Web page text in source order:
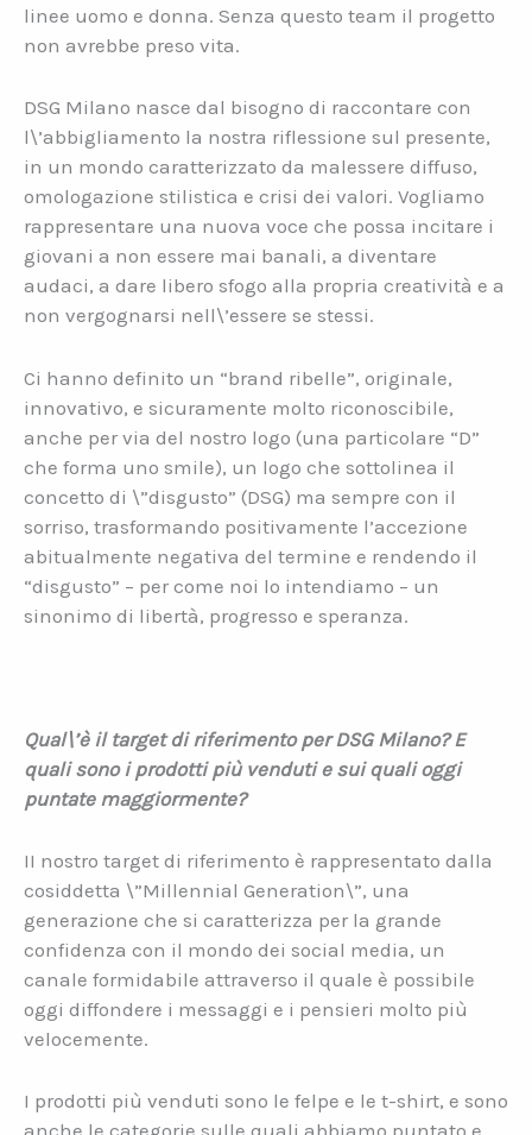
linee uomo e donna. Senza questo team il progetto
non avrebbe preso vita.
DSG Milano nasce dal bisogno di raccontare con
l\’abbigliamento la nostra riflessione sul presente,
in un mondo caratterizzato da malessere diffuso,
omologazione stilistica e crisi dei valori. Vogliamo
rappresentare una nuova voce che possa incitare i
giovani a non essere mai banali, a diventare
audaci, a dare libero sfogo alla propria creatività e a
non vergognarsi nell\’essere se stessi.
Ci hanno definito un “brand ribelle”, originale,
innovativo, e sicuramente molto riconoscibile,
anche per via del nostro logo (una particolare “D”
che forma uno smile), un logo che sottolinea il
concetto di \”disgusto” (DSG) ma sempre con il
sorriso, trasformando positivamente l’accezione
abitualmente negativa del termine e rendendo il
“disgusto” – per come noi lo intendiamo – un
sinonimo di libertà, progresso e speranza.
Qual\’è il target di riferimento per DSG Milano? E
quali sono i prodotti più venduti e sui quali oggi
puntate maggiormente?
II nostro target di riferimento è rappresentato dalla
cosiddetta \”Millennial Generation\”, una
generazione che si caratterizza per la grande
confidenza con il mondo dei social media, un
canale formidabile attraverso il quale è possibile
oggi diffondere i messaggi e i pensieri molto più
velocemente.
I prodotti più venduti sono le felpe e le t-shirt, e sono